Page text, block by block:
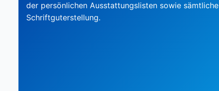
der persönlichen Ausstattungslisten sowie sämtliche
Schriftguterstellung.